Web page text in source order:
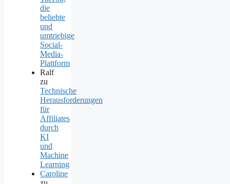
die
beliebte
und
umtriebige
Social-
Media-
Plattform
Ralf
zu
Technische
Herausforderungen
für
Affiliates
durch
KI
und
Machine
Learning
Caroline